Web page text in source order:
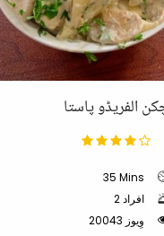
الفریڈو پاستا
35 Mins
2 افراد
20043 وِیوز